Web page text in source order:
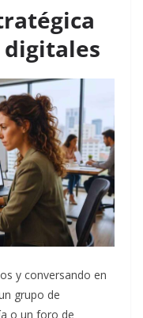
digitales
y conversando en
grupo de
o un foro de